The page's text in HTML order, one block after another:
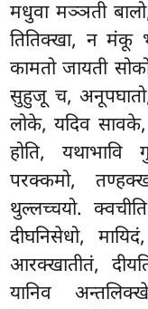
मधुवा मञ्ञती
तितिक्खा, न मंकू
कामतो जायती
सुहुजू च,
लोके, यदिव सावके,
होति,
परक्कमो,
थुल्लच्चयो.
दीघनिसेधो,
आरक्खातीतं,
यानिव